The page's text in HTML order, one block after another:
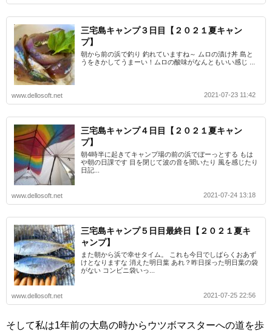
三宅島キャンプ３日目【２０２１夏キャン
プ】
朝から前の浜で釣り 釣れていますね～ ムロの漬け丼 島と
うをきかしてうまーい！ムロの酸味がなんともいい感じ ...
www.dellosoft.net 2021-07-23 11:42
三宅島キャンプ４日目【２０２１夏キャン
プ】
朝4時半に起きてキャンプ場の前の浜でぼーっとする もは
や朝の日課です 目を閉じて波の音を聞いたり 風を感じたり
日記...
www.dellosoft.net 2021-07-24 13:18
三宅島キャンプ５日目最終日【２０２１夏キ
ャンプ】
また朝から浜で幸せタイム。 これも今日でしばらくおあず
けとなりますな 消えた明日葉 あれ？昨日採った明日葉の袋
がない コンビニ袋いっ...
www.dellosoft.net 2021-07-25 22:56
そして私は1年前の大島の時からウツボマスターへの道を歩